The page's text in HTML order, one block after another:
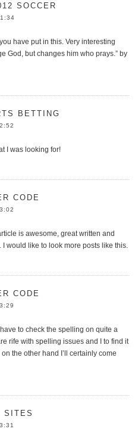
SOCCER
have put in this. Very interesting
God, but changes him who prays.” by
BETTING
I was looking for!
CODE
is awesome, great written and
would like to look more posts like this.
CODE
to check the spelling on quite a
rife with spelling issues and I to find it
the other hand I’ll certainly come
SITES